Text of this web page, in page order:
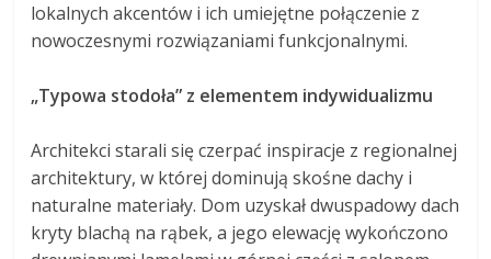
lokalnych akcentów i ich umiejętne połączenie z
nowoczesnymi rozwiązaniami funkcjonalnymi.
„Typowa stodoła” z elementem indywidualizmu
Architekci starali się czerpać inspiracje z regionalnej
architektury, w której dominują skośne dachy i
naturalne materiały. Dom uzyskał dwuspadowy dach
kryty blachą na rąbek, a jego elewację wykończono